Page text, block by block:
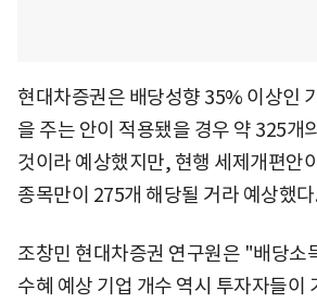
현대차증권은 배당성향 35% 이상인
을 주는 안이 적용됐을 경우 약 325개
것이라 예상했지만, 현행 세제개편안
종목만이 275개 해당될 거라 예상했다.
조창민 현대차증권 연구원은 "배당소
수혜 예상 기업 개수 역시 투자자들이